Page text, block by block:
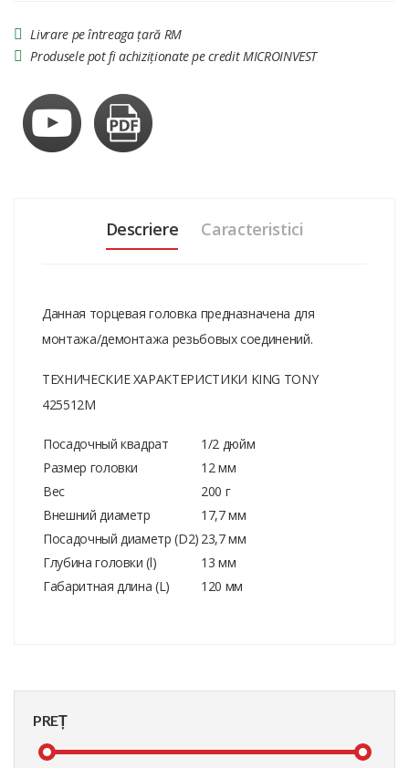
PREȚ
Livrare pe întreaga țară RM
Produsele pot fi achiziționate pe credit MICROINVEST
Descriere Caracteristici
Данная торцевая головка предназначена для
монтажа/демонтажа резьбовых соединений.
ТЕХНИЧЕСКИЕ ХАРАКТЕРИСТИКИ KING TONY
425512M
Посадочный квадрат
1/2 дюйм
Размер головки
12 мм
Вес
200 г
Внешний диаметр
17,7 мм
Посадочный диаметр (D2) 23,7 мм
Глубина головки (l)
13 мм
Габаритная длина (L)
120 мм